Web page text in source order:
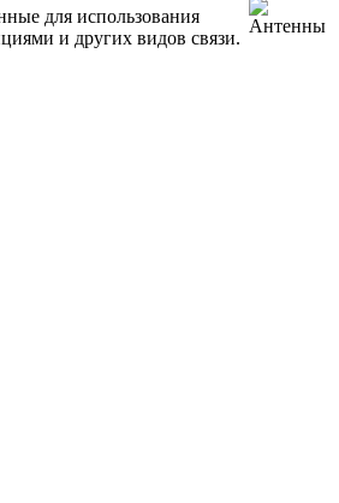
для использования
и других видов связи.